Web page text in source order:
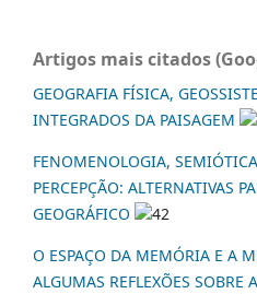
Artigos mais citados
GEOGRAFIA FÍSICA,
INTEGRADOS DA PAISAGEM
FENOMENOLOGIA,
PERCEPÇÃO: ALTERNATIVAS
GEOGRÁFICO
42
O ESPAÇO DA MEMÓRIA E A
ALGUMAS REFLEXÕES SOBRE